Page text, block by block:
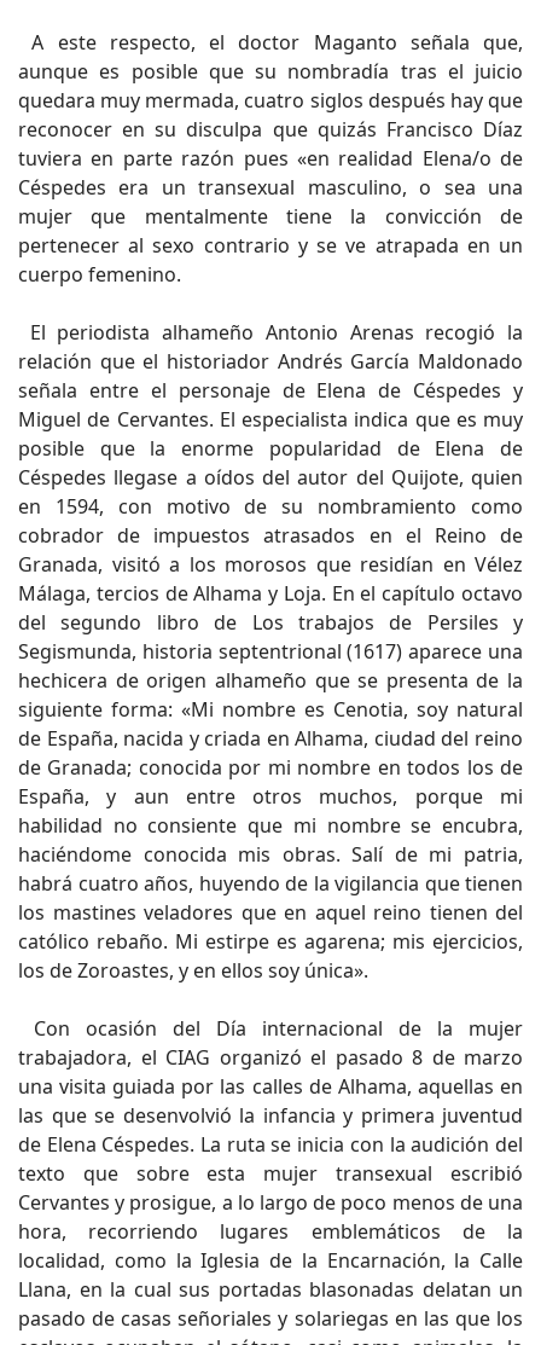
A este respecto, el doctor Maganto señala que,
aunque es posible que su nombradía tras el juicio
quedara muy mermada, cuatro siglos después hay que
reconocer en su disculpa que quizás Francisco Díaz
tuviera en parte razón pues «en realidad Elena/o de
Céspedes era un transexual masculino, o sea una
mujer que mentalmente tiene la convicción de
pertenecer al sexo contrario y se ve atrapada en un
cuerpo femenino.
El periodista alhameño Antonio Arenas recogió la
relación que el historiador Andrés García Maldonado
señala entre el personaje de Elena de Céspedes y
Miguel de Cervantes. El especialista indica que es muy
posible que la enorme popularidad de Elena de
Céspedes llegase a oídos del autor del Quijote, quien
en 1594, con motivo de su nombramiento como
cobrador de impuestos atrasados en el Reino de
Granada, visitó a los morosos que residían en Vélez
Málaga, tercios de Alhama y Loja. En el capítulo octavo
del segundo libro de Los trabajos de Persiles y
Segismunda, historia septentrional (1617) aparece una
hechicera de origen alhameño que se presenta de la
siguiente forma: «Mi nombre es Cenotia, soy natural
de España, nacida y criada en Alhama, ciudad del reino
de Granada; conocida por mi nombre en todos los de
España, y aun entre otros muchos, porque mi
habilidad no consiente que mi nombre se encubra,
haciéndome conocida mis obras. Salí de mi patria,
habrá cuatro años, huyendo de la vigilancia que tienen
los mastines veladores que en aquel reino tienen del
católico rebaño. Mi estirpe es agarena; mis ejercicios,
los de Zoroastes, y en ellos soy única».
Con ocasión del Día internacional de la mujer
trabajadora, el CIAG organizó el pasado 8 de marzo
una visita guiada por las calles de Alhama, aquellas en
las que se desenvolvió la infancia y primera juventud
de Elena Céspedes. La ruta se inicia con la audición del
texto que sobre esta mujer transexual escribió
Cervantes y prosigue, a lo largo de poco menos de una
hora, recorriendo lugares emblemáticos de la
localidad, como la Iglesia de la Encarnación, la Calle
Llana, en la cual sus portadas blasonadas delatan un
pasado de casas señoriales y solariegas en las que los